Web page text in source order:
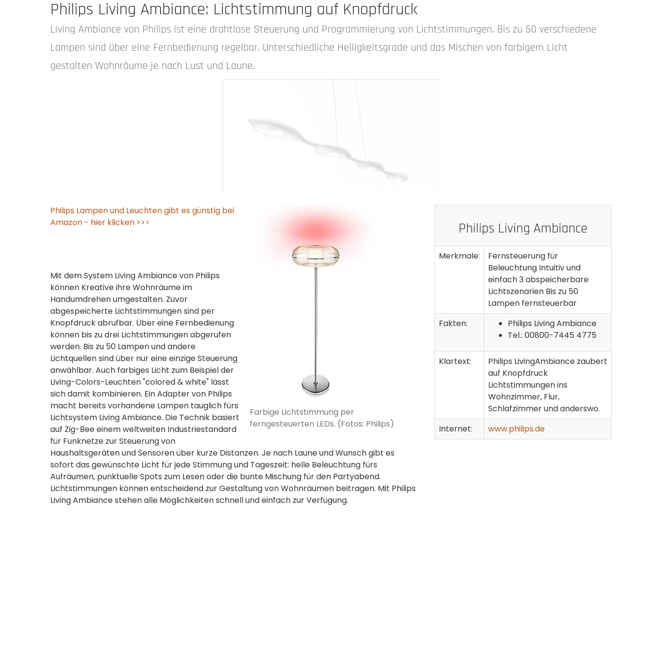
Philips Living Ambiance: Lichtstimmung auf Knopfdruck
Living Ambiance von Philips ist eine drahtlose Steuerung und Programmierung von Lichtstimmungen. Bis zu 50 verschiedene
Lampen sind über eine Fernbedienung regelbar. Unterschiedliche Helligkeitsgrade und das Mischen von farbigem Licht
gestalten Wohnräume je nach Lust und Laune.
Farbige Lichtstimmung per
ferngesteuerten LEDs. (Fotos: Philips)
Philips Lampen und Leuchten gibt es günstig bei
Amazon - hier klicken >>>
Mit dem System Living Ambiance von Philips
können Kreative ihre Wohnräume im
Handumdrehen umgestalten. Zuvor
abgespeicherte Lichtstimmungen sind per
Knopfdruck abrufbar. Über eine Fernbedienung
können bis zu drei Lichtstimmungen abgerufen
werden. Bis zu 50 Lampen und andere
Lichtquellen sind über nur eine einzige Steuerung
anwählbar. Auch farbiges Licht zum Beispiel der
Living-Colors-Leuchten "colored & white" lässt
sich damit kombinieren. Ein Adapter von Philips
macht bereits vorhandene Lampen tauglich fürs
Lichtsystem Living Ambiance. Die Technik basiert
auf Zig-Bee einem weltweiten Industriestandard
für Funknetze zur Steuerung von
Haushaltsgeräten und Sensoren über kurze Distanzen. Je nach Laune und Wunsch gibt es
sofort das gewünschte Licht für jede Stimmung und Tageszeit: helle Beleuchtung fürs
Aufräumen, punktuelle Spots zum Lesen oder die bunte Mischung für den Partyabend.
Lichtstimmungen können entscheidend zur Gestaltung von Wohnräumen beitragen. Mit Philips
Living Ambiance stehen alle Möglichkeiten schnell und einfach zur Verfügung.
Philips Living Ambiance
Merkmale:
Fernsteuerung für
Beleuchtung Intuitiv und
einfach 3 abspeicherbare
Lichtszenarien Bis zu 50
Lampen fernsteuerbar
Fakten:
Philips Living Ambiance
Tel.: 00800-7445 4775
Klartext:
Philips LivingAmbiance zaubert
auf Knopfdruck
Lichtstimmungen ins
Wohnzimmer, Flur,
Schlafzimmer und anderswo.
Internet:
www.philips.de